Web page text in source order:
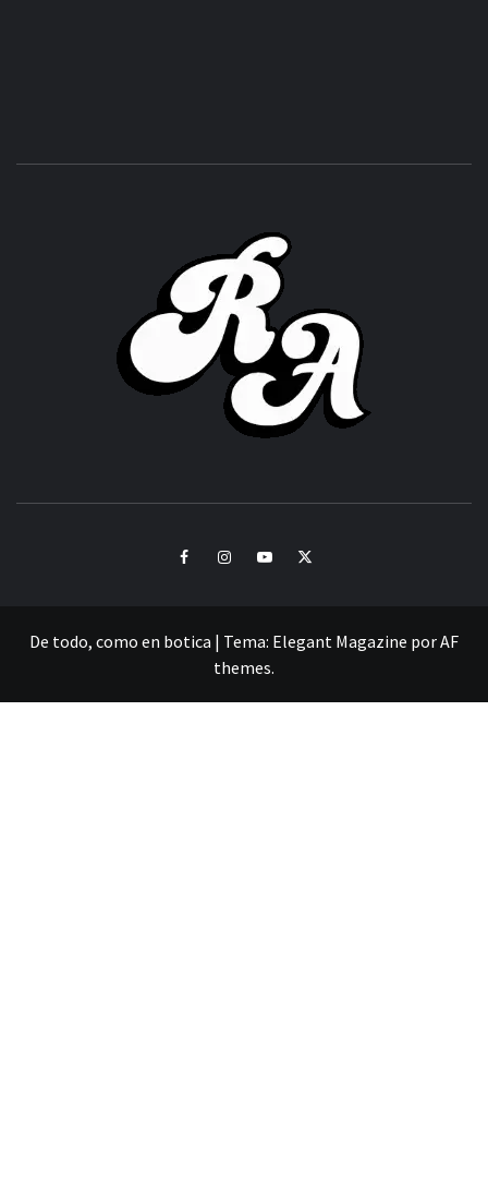
FacebookInstagramYoutubeTwitter
De todo, como en botica | Tema: Elegant Magazine porAF
themes.